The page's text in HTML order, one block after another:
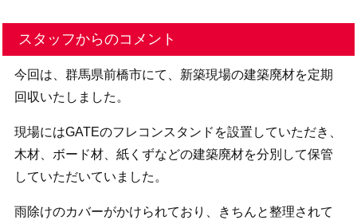
スタッフからのコメント
今回は、群馬県前橋市にて、新築現場の建築廃材を定期
回収いたしました。
現場にはGATEのフレコンスタンドを設置していただき、
木材、ボード材、紙くずなどの建築廃材を分別して保管
していただいていました。
雨除けのカバーがかけられており、きちんと整理されて